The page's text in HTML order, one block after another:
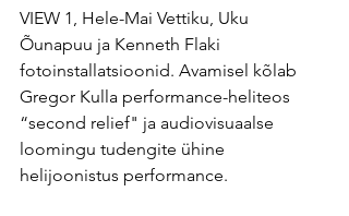
VIEW 1, Hele-Mai Vettiku, Uku
Õunapuu ja Kenneth Flaki
fotoinstallatsioonid. Avamisel kõlab
Gregor Kulla performance-heliteos
“second relief" ja audiovisuaalse
loomingu tudengite ühine
helijoonistus performance.